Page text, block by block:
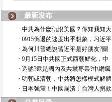
最新发布
· 中共為什麼仇恨美國？你知我知大
· 0915倒退的速度出乎想象，习近平
· 為何川普總說習近平是好朋友?關
· 9月15日中共國正式西朝鮮化，中
· 造謠?還是國內及共黨專業?中網瘋
· 明朝或清朝，中共將怎樣模式解體
· 日本強震！中國崩潰：台灣人捐款